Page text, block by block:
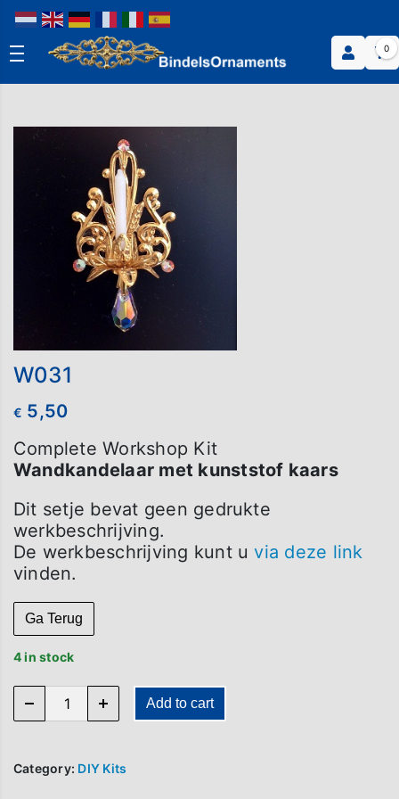
0
W031
€ 5,50
Complete Workshop Kit
Wandkandelaar met kunststof kaars
Dit setje bevat geen gedrukte
werkbeschrijving.
De werkbeschrijving kunt uvia deze link
vinden.
Ga Terug
4 in stock
W031 quantity Add to cart
Category: DIY Kits